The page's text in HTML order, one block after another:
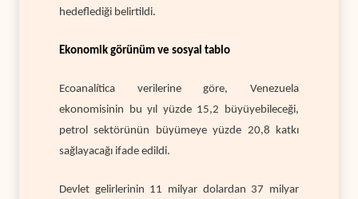
hedeflediği belirtildi.
Ekonomik görünüm ve sosyal tablo
Ecoanalítica verilerine göre, Venezuela
ekonomisinin bu yıl yüzde 15,2 büyüyebileceği,
petrol sektörünün büyümeye yüzde 20,8 katkı
sağlayacağı ifade edildi.
Devlet gelirlerinin 11 milyar dolardan 37 milyar